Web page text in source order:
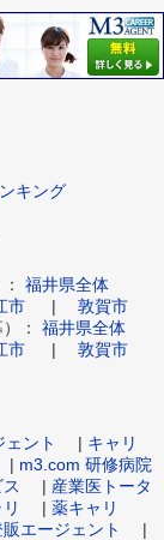
キング
福井県全体
市 | 敦賀市
： 福井県全体
市 | 敦賀市
ント | キャリ
m3.com 研修病院
| 産業医トータ
| 薬キャリ
販エージェント |